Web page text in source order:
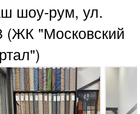
шоу-рум, ул.
(ЖК "Московский